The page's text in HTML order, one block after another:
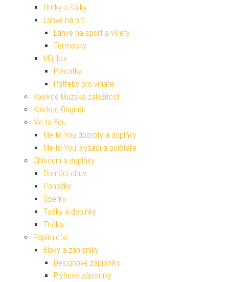
Hrnky a šálky
Lahve na pití
Láhve na sport a výlety
Termosky
Můj bar
Placatky
Potřeby pro vinaře
Kolekce Mužská záležitost
Kolekce Originál
Me to You
Me to You dobroty a doplňky
Me to You plyšáci a polštáře
Oblečení a doplňky
Domácí obuv
Ponožky
Šperky
Tašky a doplňky
Trička
Papírnictví
Bloky a zápisníky
Designové zápisníky
Plyšové zápisníky